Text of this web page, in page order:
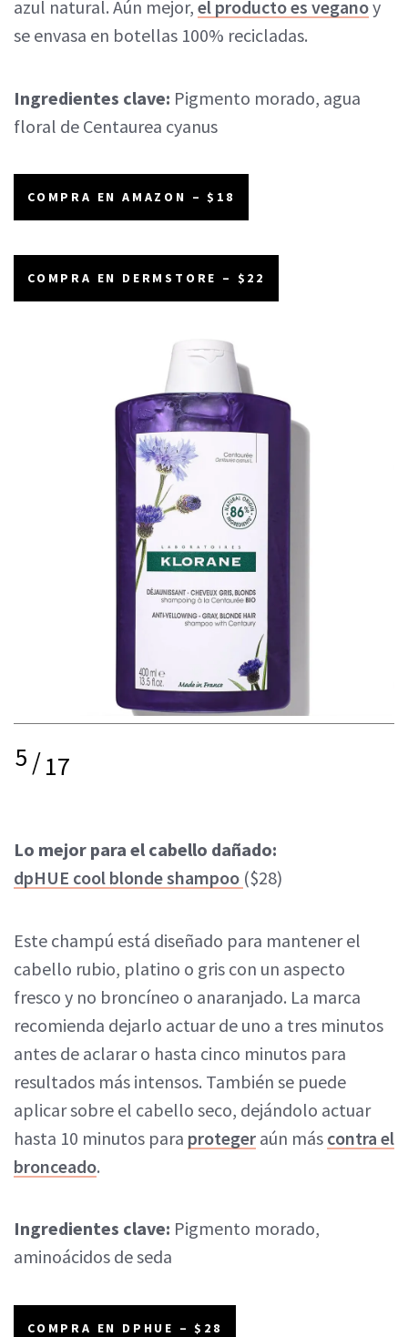
azul natural. Aún mejor, el producto es veganoy
se envasa en botellas 100% recicladas.
Ingredientes clave: Pigmento morado, agua
floral de Centaurea cyanus
COMPRA EN AMAZON – $18
COMPRA EN DERMSTORE – $22
5/17
Lo mejor para el cabello dañado:
dpHUE cool blonde shampoo ($28)
Este champú está diseñado para mantener el
cabello rubio, platino o gris con un aspecto
fresco y no broncíneo o anaranjado. La marca
recomienda dejarlo actuar de uno a tres minutos
antes de aclarar o hasta cinco minutos para
resultados más intensos. También se puede
aplicar sobre el cabello seco, dejándolo actuar
hasta 10 minutos para proteger aún más contra el
bronceado.
Ingredientes clave: Pigmento morado,
aminoácidos de seda
COMPRA EN DPHUE – $28